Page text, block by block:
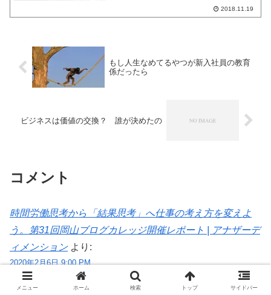
近の私にとってのブログを書く目的の一
つはメンタル改善だからです。メンタル
2018.11.19
もし人生なめてるやつが新入社員の教育
係だったら
ビジネスは価値の交換？ 誰が決めたの
コメント
時間労働思考から「結果思考」へ仕事の考え方を変えよ
う。第31回岡山ブログカレッジ開催レポート | アナザーデ
ィメンション より:
2020年2月6日 9:00 PM
[…] 「稼ぎたいなら〇〇を履け」とっとこランサーさん講
メニュー ホーム 検索 トップ サイドバー